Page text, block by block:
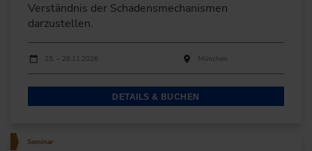
Verständnis der Schadensmechanismen
darzustellen.
Durchführungen
Veranstaltungsdatum
25. – 26.11.2026 München
DETAILS & BUCHEN
Seminar